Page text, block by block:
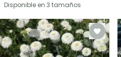
Disponible en 3 tamaños